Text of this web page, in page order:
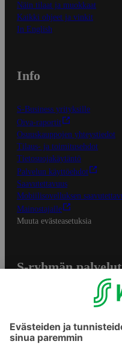
Näin tilaat ja muokkaat
Kaikki ohjeet ja vinkit
In English
Info
S-Business yrityksille
Oiva-raportit
Osuuskauppojen yhteystiedot
Tilaus- ja toimitusehdot
Tietosuojakäytäntö
Palvelun käyttöehdot
Saavutettavuus
Mobiilisovelluksen
Mainostajalle
Muuta evästeasetuksia
S-ryhmän palvelut
Yhteishyvä Ruoka -sovellus
S-ostoslista -sovellus